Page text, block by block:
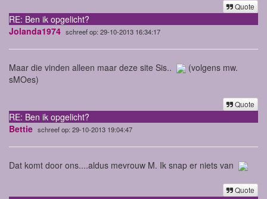
Quote
RE: Ben ik opgelicht?
Jolanda1974 schreef op: 29-10-2013 16:34:17
Maar die vinden alleen maar deze site Sis..
(volgens mw.
sMOes)
Quote
RE: Ben ik opgelicht?
Bettie schreef op: 29-10-2013 19:04:47
Dat komt door ons....aldus mevrouw M. Ik snap er niets van
Quote